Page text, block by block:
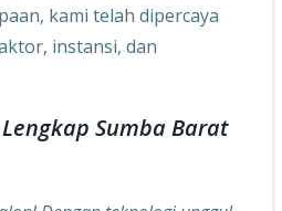
kami telah dipercaya
instansi, dan
Lengkap Sumba Barat